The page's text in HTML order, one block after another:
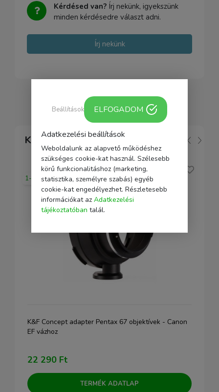
Kérdésed van? Írj nekünk, igyekszünk
minden kérdésedre választ adni.
Írj nekünk
Kapcsolódó
1-2 nap
K&F Concept adapter Pentax 67 objektívek - Canon
EF vázhoz
22 290 Ft
TERMÉK ADATLAP
Adatkezelési beállítások
Weboldalunk az alapvető működéshez
szükséges cookie-kat használ. Szélesebb
körű funkcionalitáshoz (marketing,
statisztika, személyre szabás) egyéb
cookie-kat engedélyezhet. Részletesebb
információkat az Adatkezelési
tájékoztatóban talál.
Beállítások ELFOGADOM